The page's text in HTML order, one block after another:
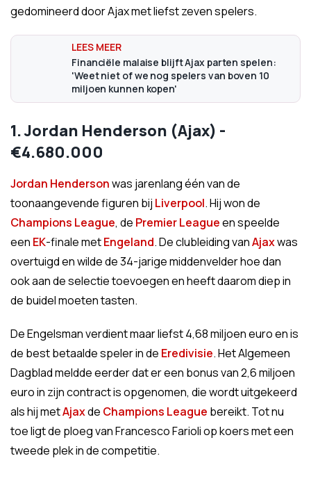
gedomineerd door Ajax met liefst zeven spelers.
Financiële malaise blijft Ajax parten spelen:
'Weet niet of we nog spelers van boven 10
miljoen kunnen kopen'
1. Jordan Henderson (Ajax) -
€4.680.000
Jordan Hendersonwas jarenlang één van de
toonaangevende figuren bij Liverpool. Hij won de
Champions League, de Premier Leagueen speelde
een EK-finale metEngeland. De clubleiding vanAjaxwas
overtuigd en wilde de 34-jarige middenvelder hoe dan
ook aan de selectie toevoegen en heeft daarom diep in
de buidel moeten tasten.
De Engelsman verdient maar liefst 4,68 miljoen euro en is
de best betaalde speler in de Eredivisie. Het Algemeen
Dagblad meldde eerder dat er een bonus van 2,6 miljoen
euro in zijn contract is opgenomen, die wordt uitgekeerd
als hij metAjaxde Champions League bereikt. Tot nu
toe ligt de ploeg van Francesco Farioli op koers met een
tweede plek in de competitie.